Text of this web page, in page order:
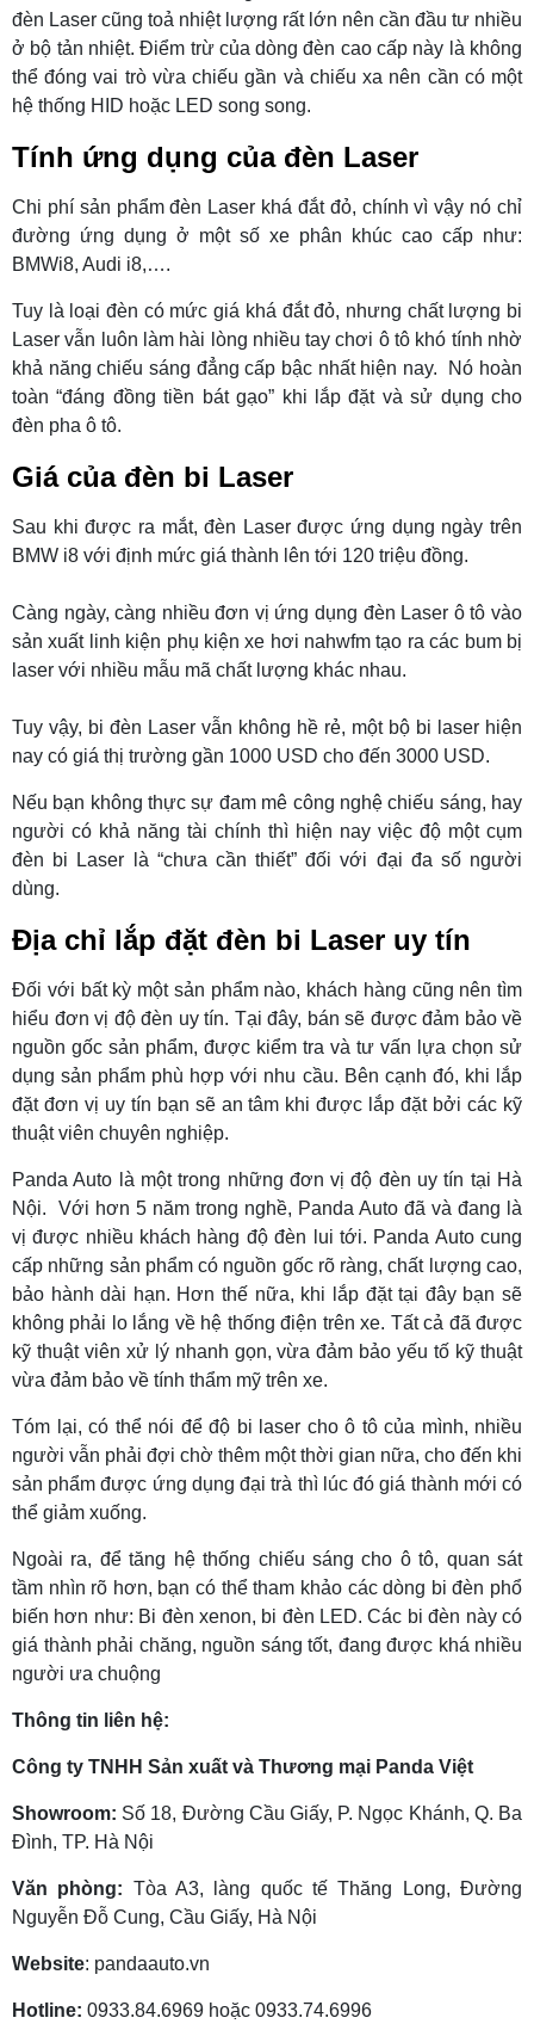
đèn Laser cũng toả nhiệt lượng rất lớn nên cần đầu tư nhiều
ở bộ tản nhiệt. Điểm trừ của dòng đèn cao cấp này là không
thể đóng vai trò vừa chiếu gần và chiếu xa nên cần có một
hệ thống HID hoặc LED song song.
Tính ứng dụng của đèn Laser
Chi phí sản phẩm đèn Laser khá đắt đỏ, chính vì vậy nó chỉ
đường ứng dụng ở một số xe phân khúc cao cấp như:
BMWi8, Audi i8,….
Tuy là loại đèn có mức giá khá đắt đỏ, nhưng chất lượng bi
Laser vẫn luôn làm hài lòng nhiều tay chơi ô tô khó tính nhờ
khả năng chiếu sáng đẳng cấp bậc nhất hiện nay. Nó hoàn
toàn “đáng đồng tiền bát gạo” khi lắp đặt và sử dụng cho
đèn pha ô tô.
Giá của đèn bi Laser
Sau khi được ra mắt, đèn Laser được ứng dụng ngày trên
BMW i8 với định mức giá thành lên tới 120 triệu đồng.
Càng ngày, càng nhiều đơn vị ứng dụng đèn Laser ô tô vào
sản xuất linh kiện phụ kiện xe hơi nahwfm tạo ra các bum bị
laser với nhiều mẫu mã chất lượng khác nhau.
Tuy vậy, bi đèn Laser vẫn không hề rẻ, một bộ bi laser hiện
nay có giá thị trường gần 1000 USD cho đến 3000 USD.
Nếu bạn không thực sự đam mê công nghệ chiếu sáng, hay
người có khả năng tài chính thì hiện nay việc độ một cụm
đèn bi Laser là “chưa cần thiết” đối với đại đa số người
dùng.
Địa chỉ lắp đặt đèn bi Laser uy tín
Đối với bất kỳ một sản phẩm nào, khách hàng cũng nên tìm
hiểu đơn vị độ đèn uy tín. Tại đây, bán sẽ được đảm bảo về
nguồn gốc sản phẩm, được kiểm tra và tư vấn lựa chọn sử
dụng sản phẩm phù hợp với nhu cầu. Bên cạnh đó, khi lắp
đặt đơn vị uy tín bạn sẽ an tâm khi được lắp đặt bởi các kỹ
thuật viên chuyên nghiệp.
Panda Auto là một trong những đơn vị độ đèn uy tín tại Hà
Nội. Với hơn 5 năm trong nghề, Panda Auto đã và đang là
vị được nhiều khách hàng độ đèn lui tới. Panda Auto cung
cấp những sản phẩm có nguồn gốc rõ ràng, chất lượng cao,
bảo hành dài hạn. Hơn thế nữa, khi lắp đặt tại đây bạn sẽ
không phải lo lắng về hệ thống điện trên xe. Tất cả đã được
kỹ thuật viên xử lý nhanh gọn, vừa đảm bảo yếu tố kỹ thuật
vừa đảm bảo về tính thẩm mỹ trên xe.
Tóm lại, có thể nói để độ bi laser cho ô tô của mình, nhiều
người vẫn phải đợi chờ thêm một thời gian nữa, cho đến khi
sản phẩm được ứng dụng đại trà thì lúc đó giá thành mới có
thể giảm xuống.
Ngoài ra, để tăng hệ thống chiếu sáng cho ô tô, quan sát
tầm nhìn rõ hơn, bạn có thể tham khảo các dòng bi đèn phổ
biến hơn như: Bi đèn xenon, bi đèn LED. Các bi đèn này có
giá thành phải chăng, nguồn sáng tốt, đang được khá nhiều
người ưa chuộng
Thông tin liên hệ:
Công ty TNHH Sản xuất và Thương mại Panda Việt
Showroom: Số 18, Đường Cầu Giấy, P. Ngọc Khánh, Q. Ba
Đình, TP. Hà Nội
Văn phòng: Tòa A3, làng quốc tế Thăng Long, Đường
Nguyễn Đỗ Cung, Cầu Giấy, Hà Nội
Website: pandaauto.vn
Hotline: 0933.84.6969 hoặc 0933.74.6996